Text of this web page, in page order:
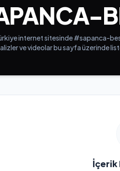
internet sitesinde #sapanca-
ve videolar bu sayfa üzerinde
İçerik